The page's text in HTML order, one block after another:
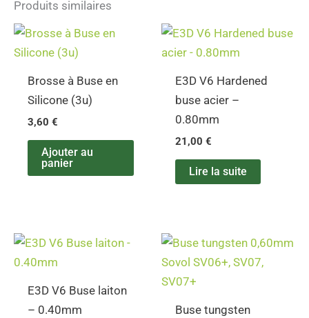
Produits similaires
Brosse à Buse en
Silicone (3u)
3,60€
Ajouter au
panier
E3D V6 Hardened
buse acier –
0.80mm
21,00€
Lire la suite
E3D V6 Buse laiton
– 0.40mm
Buse tungsten